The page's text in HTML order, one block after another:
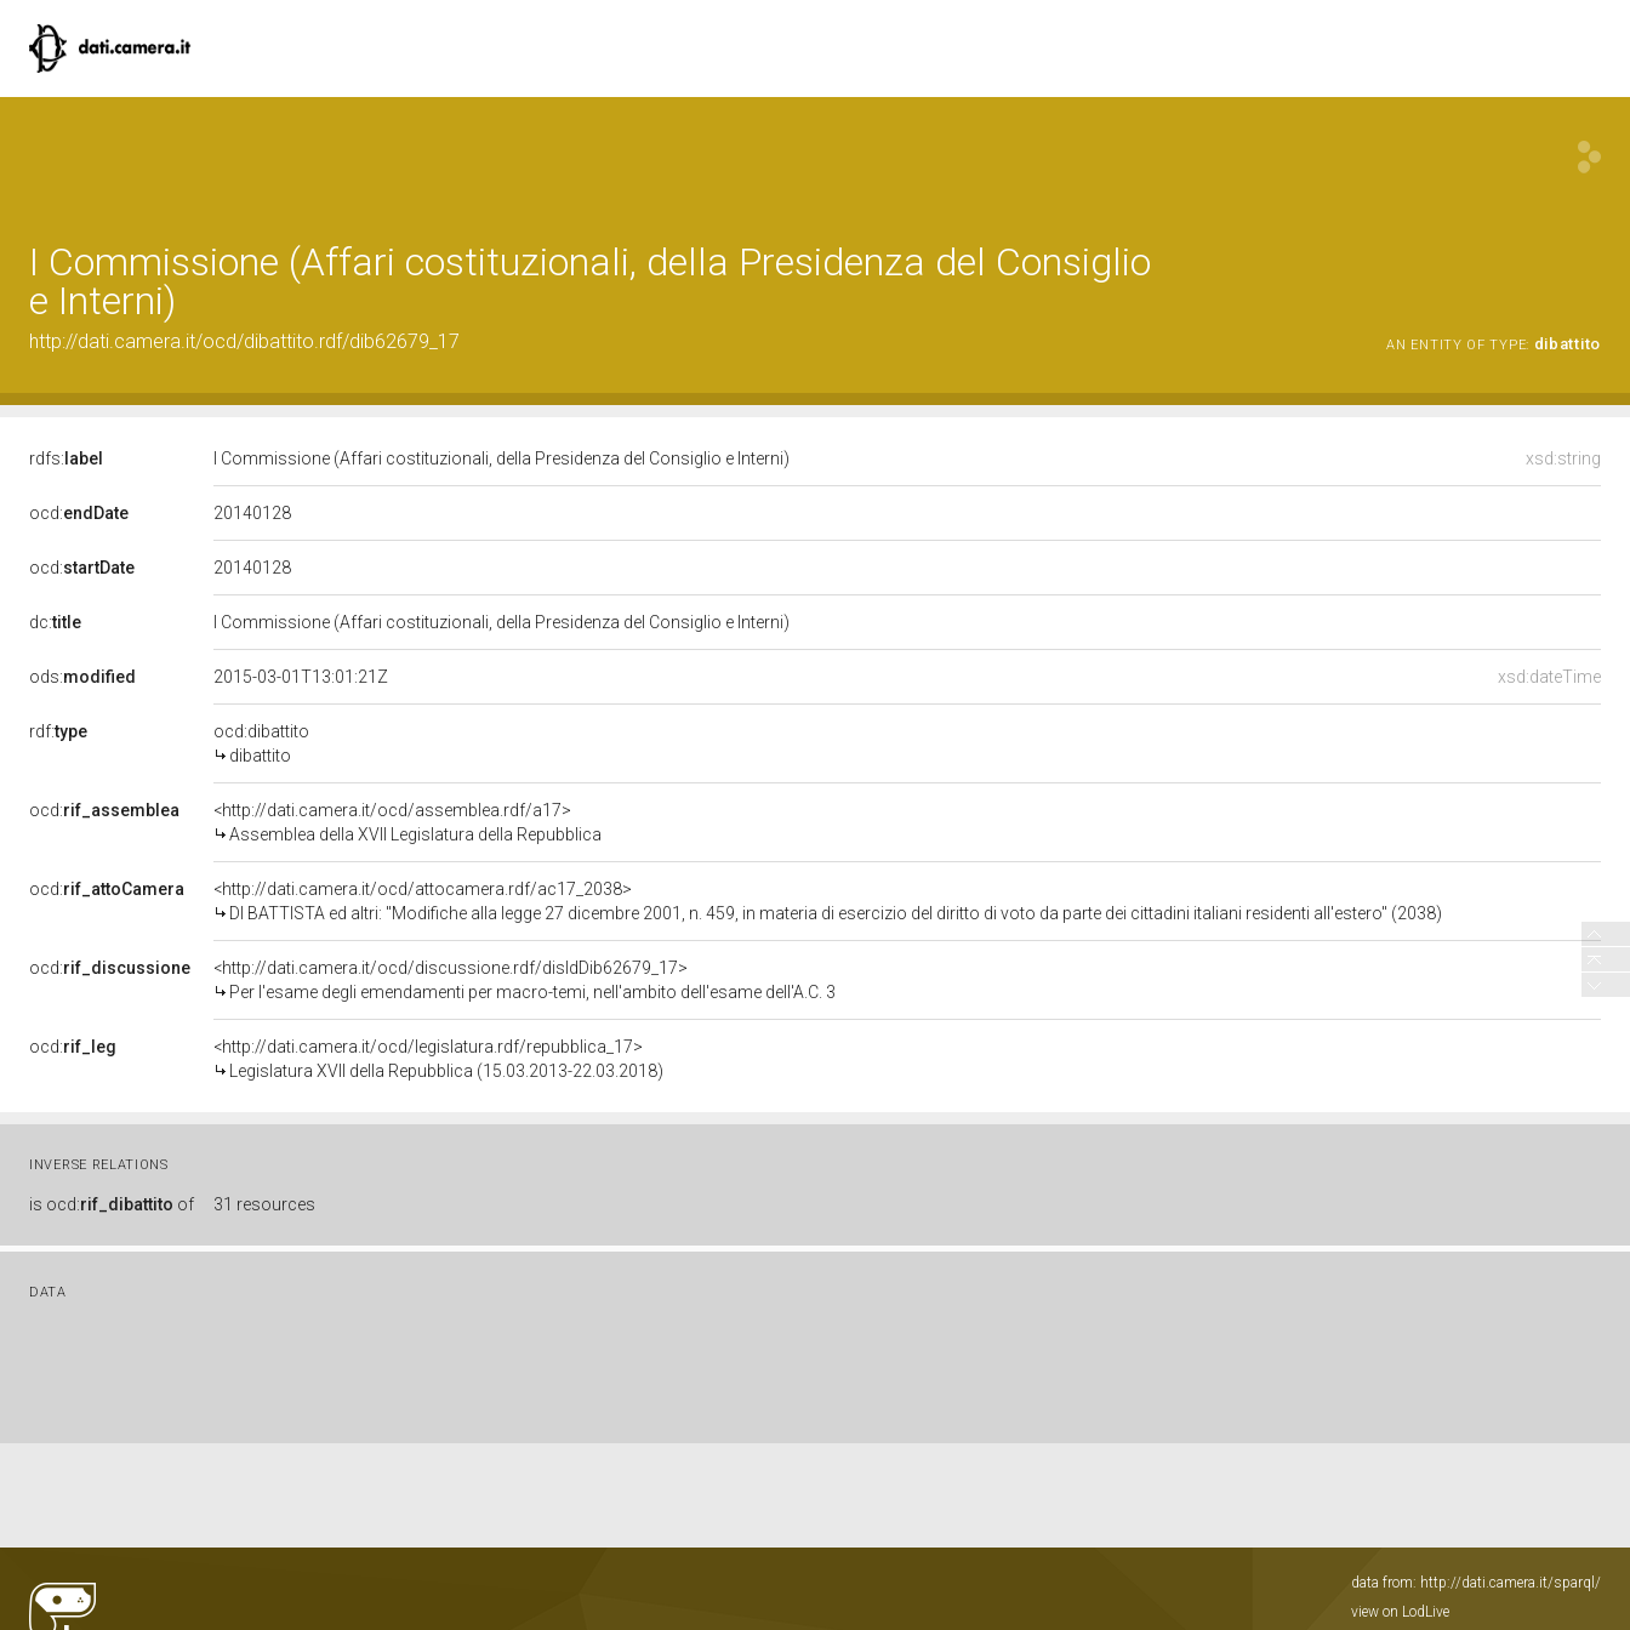
I Commissione (Affari costituzionali, della Presidenza del Consiglio
e Interni)
http://dati.camera.it/ocd/dibattito.rdf/dib62679_17 AN ENTITY OF TYPE: dibattito
rdfs: label xsd:string
I Commissione (Affari costituzionali, della Presidenza del Consiglio e Interni)
ocd:endDate 20140128
ocd:startDate 20140128
dc:title I Commissione (Affari costituzionali, della Presidenza del Consiglio e Interni)
ods:modified xsd:dateTime
2015-03-01T13:01:21Z
rdf:type
ocd:dibattito
dibattito
ocd:rif_assemblea
<http://dati.camera.it/ocd/assemblea.rdf/a17>
Assemblea della XVII Legislatura della Repubblica
ocd:rif_attoCamera
<http://dati.camera.it/ocd/attocamera.rdf/ac17_2038>
DI BATTISTA ed altri: "Modifiche alla legge 27 dicembre 2001, n. 459, in materia di esercizio del diritto di voto da parte dei cittadini italiani residenti all'estero" (2038)
ocd:rif_discussione
<http://dati.camera.it/ocd/discussione.rdf/disIdDib62679_17>
Per l'esame degli emendamenti per macro-temi, nell'ambito dell'esame dell'A.C. 3
ocd:rif_leg
<http://dati.camera.it/ocd/legislatura.rdf/repubblica_17>
Legislatura XVII della Repubblica (15.03.2013-22.03.2018)
INVERSE RELATIONS
is ocd:rif_dibattito of 31 resources
DATA
data from: http://dati.camera.it/sparql/
view on LodLive